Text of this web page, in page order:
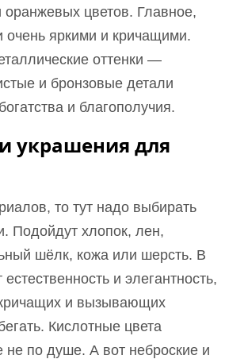
цветов. Главное,
очень яркими и кричащими.
оттенки —
и бронзовые детали
и благополучия.
украшения для
то тут надо выбирать
Подойдут хлопок, лен,
шёлк, кожа или шерсть. В
и элегантность,
и вызывающих
Кислотные цвета
не по душе. А вот неброские и